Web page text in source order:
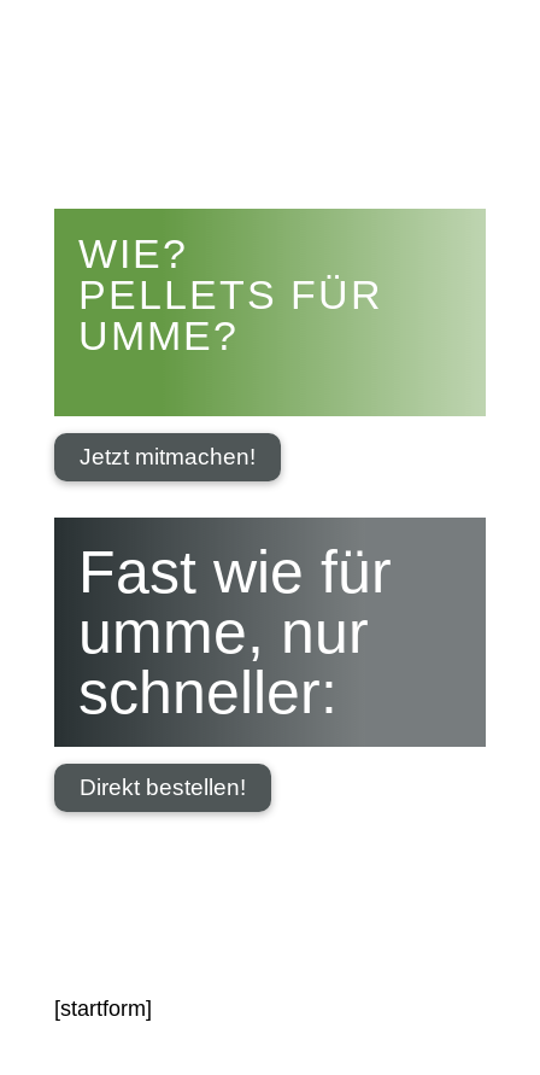
WIE?
PELLETS FÜR
UMME?
Jetzt mitmachen!
Fast wie für
umme, nur
schneller:
Direkt bestellen!
[startform]